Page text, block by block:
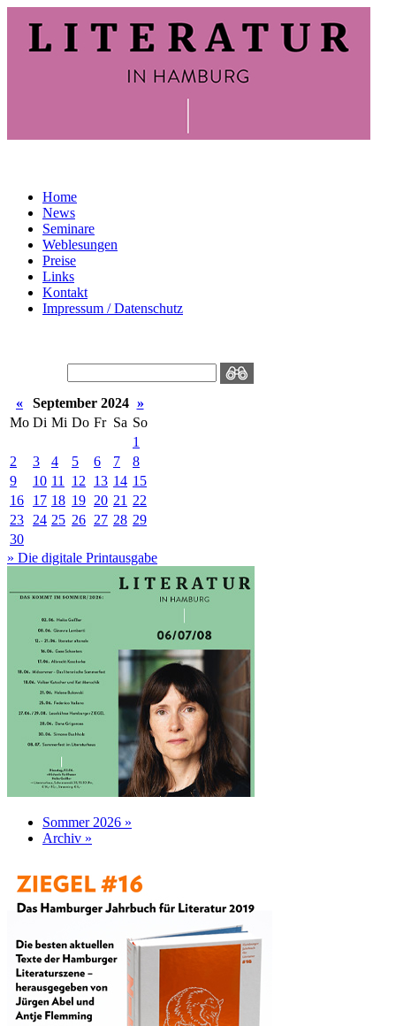
Home
News
Seminare
Weblesungen
Preise
Links
Kontakt
Impressum / Datenschutz
« September 2024 »
Mo Di Mi Do Fr Sa So
1
2
3 4 5 6 7
8
9
10 11 12 13 14 15
16
17 18 19 20 21 22
23
24 25 26 27 28 29
30
» Die digitale Printausgabe
Sommer 2026 »
Archiv »